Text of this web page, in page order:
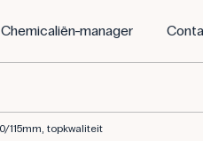
Chemicaliën-manager
115mm, topkwaliteit